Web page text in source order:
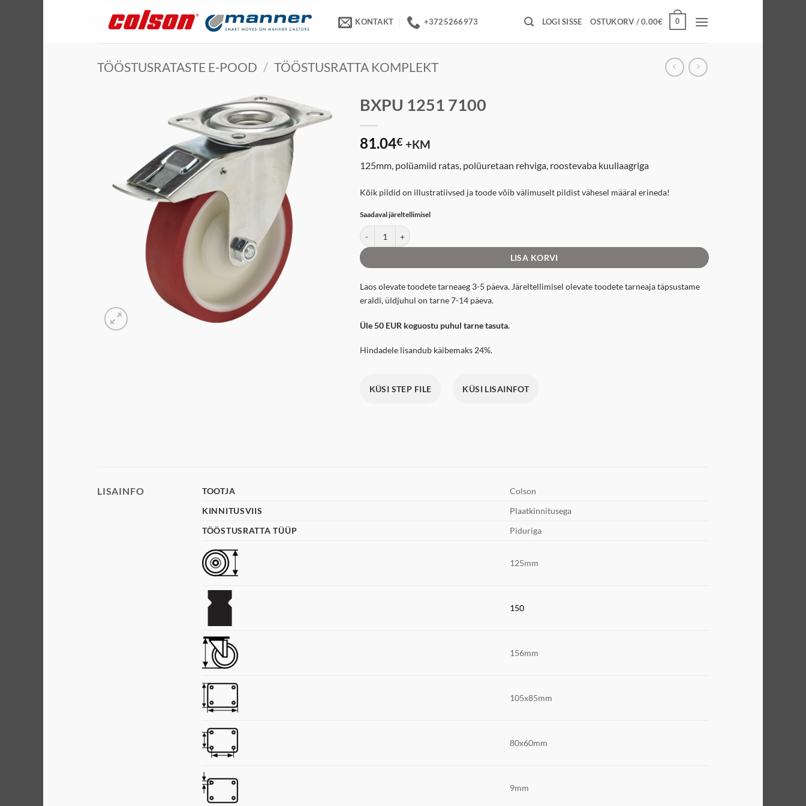
KONTAKT +3725266973 LOGI SISSE OSTUKORV /0.00€ 0
TÖÖSTUSRATASTE E-POOD / TÖÖSTUSRATTA KOMPLEKT
BXPU 1251 7100
81.04€ +KM
125mm, polüamiid ratas, polüuretaan rehviga, roostevaba kuullaagriga
Kõik pildid on illustratiivsed ja toode võib välimuselt pildist vähesel määral erineda!
Saadaval järeltellimisel
BXPU 1251 7100 kogus
LISA KORVI
Laos olevate toodete tarneaeg 3-5 päeva. Järeltellimisel olevate toodete tarneaja täpsustame
eraldi, üldjuhul on tarne 7-14 päeva.
Üle 50 EUR koguostu puhul tarne tasuta.
Hindadele lisandub käibemaks 24%.
KÜSI STEP FILE KÜSI LISAINFOT
LISAINFO TOOTJA
Colson
KINNITUSVIIS
Plaatkinnitusega
TÖÖSTUSRATTA TÜÜP
Piduriga
125mm
150
156mm
105x85mm
80x60mm
9mm